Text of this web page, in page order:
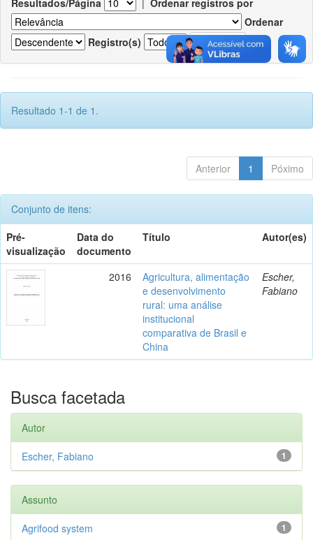
Ordenar
Registro(s)
Resultado 1-1 de 1.
Anterior 1 Póximo
Conjunto de itens:
Pré-
visualização
Data do
documento
Título Autor(es)
2016
Agricultura, alimentação
e desenvolvimento
rural: uma análise
institucional
comparativa de Brasil e
China
Escher,
Fabiano
Busca facetada
Autor
1
Escher, Fabiano
Assunto
1
Agrifood system